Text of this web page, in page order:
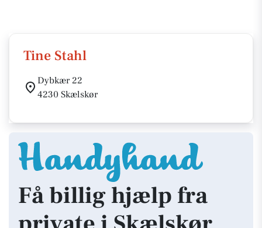
Tine Stahl
Dybkær 22
4230 Skælskør
Få billig hjælp fra